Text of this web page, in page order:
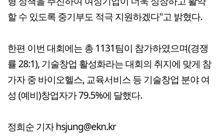
할 수 있도록 중기부도 적극 지원하겠다"고 밝혔다.
한편 이번 대회에는 총 1131팀이 참가하였으며(경쟁
률 28:1), 기술창업 활성화라는 대회의 취지에 맞게 참
가자 중 바이오헬스, 교육서비스 등 기술창업 분야 여
성 (예비)창업자가 79.5%에 달했다.
정희순 기자 hsjung@ekn.kr